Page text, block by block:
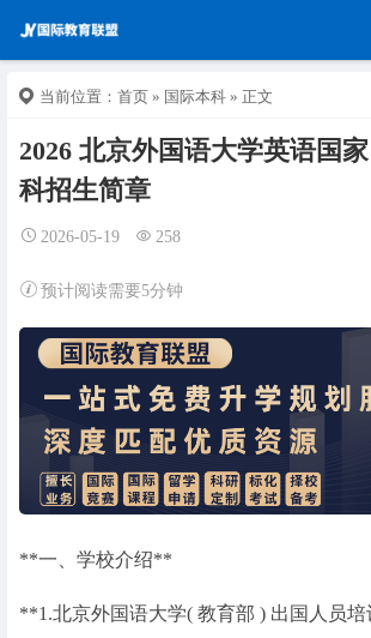
当前位置： 首页 » 国际本科 » 正文
2026 北京外国语大学英语国
科招生简章
2026-05-19 258
预计阅读需要5分钟
**一、学校介绍**
**1.北京外国语大学( 教育部 ) 出国人员